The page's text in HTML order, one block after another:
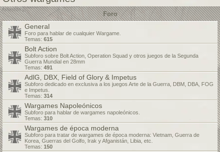
Foro
General
Foro para hablar de cualquier Wargame.
Temas: 615
Bolt Action
Subforo sobre Bolt Action, Operation Squad y otros juegos de la Segunda
Guerra Mundial en 28mm
Temas: 491
AdlG, DBX, Field of Glory & Impetus
Subforo dedicado en exclusiva a los juegos Arte de la Guerra, DBM, DBA, FOG
e Impetus.
Temas: 314
Wargames Napoleónicos
Subforo para hablar de wargames napoleónicos.
Temas: 310
Wargames de época moderna
Subforo para tratar de wargames de época moderna: Vietnam, Guerra de
Korea, Guerras del Golfo, Irak y Afganistán, Libia, etc.
Temas: 150